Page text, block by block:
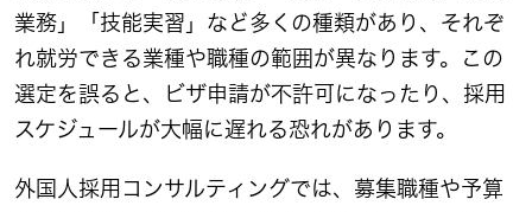
業務」「技能実習」など多くの種類があり、それぞ
れ就労できる業種や職種の範囲が異なります。この
選定を誤ると、ビザ申請が不許可になったり、採用
スケジュールが大幅に遅れる恐れがあります。
外国人採用コンサルティングでは、募集職種や予算